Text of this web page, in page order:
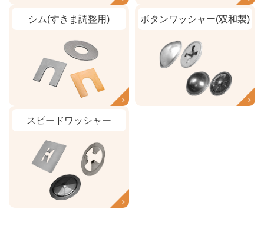
シム(すきま調整用) ボタンワッシャー(双和製)
スピードワッシャー